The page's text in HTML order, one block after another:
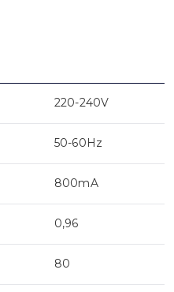
220-240V
50-60Hz
800mA
0,96
80